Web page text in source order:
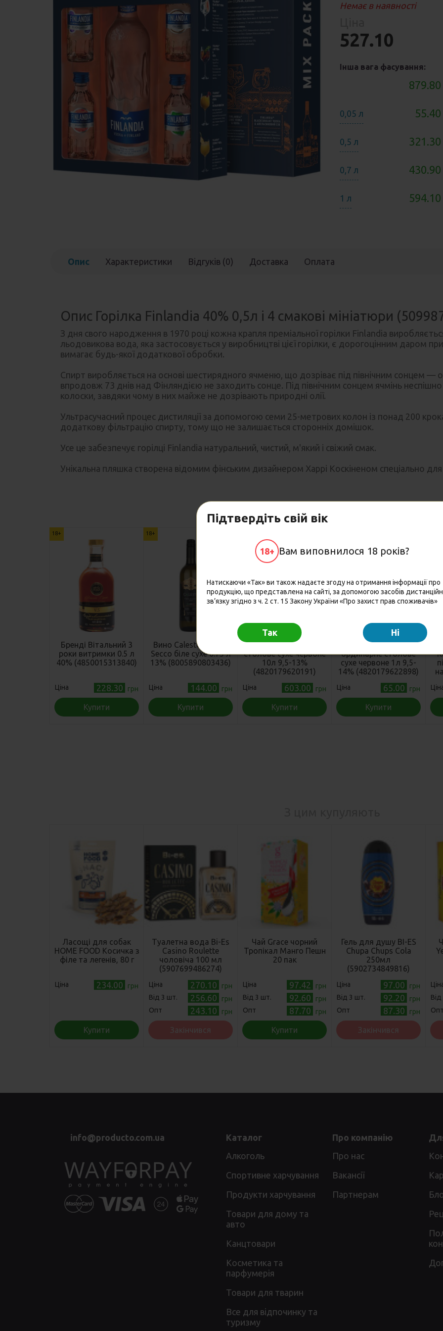
Підтвердіть свій вік
18+ Вам виповнилося 18 років?
Натискаючи «Так» ви також надаєте згоду на отримання інформації про
продукцію, що представлена на сайті, за допомогою засобів
зв’язку згідно з ч. 2 ст. 15 Закону України «Про захист прав споживачів»
Так Hi
Лікери
Вермут
Слабоалкогольні
Крупи
Соуси
Консервація
Снеки та закуски
Харчові
інгредієнти
Рослинна олія
Борошно та
Подарункові
набори
Немає в наявності
527.10
Інша вага фасування:
879.80
0,05 л
0,5 л 321.30
0,7 л 430.90
1 л
Опис Характеристики Відгуків (0) Доставка Оплата
Опис Горілка Finlandia 40% 0,5л і 4 смакові мініатюри
З дня свого народження в 1970 році кожна крапля преміальної горілки Finlandia
льодовикова вода, яка застосовується у виробництві цієї горілки, є дорогоцінним даром
вимагає будь-якої додаткової обробки.
Спирт виробляється на основі шестирядного ячменю, що дозріває під північним сонцем
впродовж 73 днів над Фінляндією не заходить сонце. Під північним сонцем ячмінь
колоски, завдяки чому в них майже не дозрівають природні олії.
Ультрасучасний процес дистиляції за допомогою семи 25-метрових колон із понад 200
додаткову фільтрацію спирту, тому що не залишається сторонніх домішок.
Усе це забезпечує горілці Finlandia натуральний, чистий, м'який і свіжий смак.
Унікальна пляшка створена відомим фінським дизайнером Харрі Коскіненом спеціально для
Можливо Вам сподобаються
18+
Бренді Вітальний 3
роки витримки 0.5 л
40% (4850015313840)
Ціна 228.30 грн
Купити
18+
Вино Calesto Bianco
Secco біле сухе 0.75 л
13% (8005890803436)
Ціна 144.00 грн
Купити
Вино PICNIC "Каберне"
столове сухе червоне
10л 9,5-13%
(4820179620191)
Ціна 603.00 грн
Купити
Вино Picnic "Сапераві"
ординарне столове
сухе червоне 1л 9,5-
14% (4820179622898)
Ціна 65.00 грн
Купити
Ласощі для собак
HOME FOOD Косичка з
філе та легенів, 80 г
Ціна 234.00 грн
Купити
Туалетна вода Bi-Es
Casino Roulette
чоловіча 100 мл
(5907699486274)
Ціна 270.10
грн
Від 3 шт.
256.60
грн
Опт
243.10 грн
Закінчився
Чай Grace чорний
Тропікал Манго Пешн
20 пак
Ціна 97.42
грн
Від 3 шт.
92.60
грн
Опт
87.70 грн
Купити
Гель для душу BI-ES
Chupa Chups Cola
250мл
(5902734849816)
Ціна 97.00
грн
Від 3 шт.
92.20
грн
Опт
87.30 грн
Закінчився
Опт
info@producto.com.ua
Каталог
Алкоголь
Спортивне харчування
Продукти харчування
Товари для дому та
авто
Канцтовари
Косметика та
парфумерія
Товари для тварин
Все для відпочинку та
туризму
Про компанію
Про нас
Вакансії
Партнерам